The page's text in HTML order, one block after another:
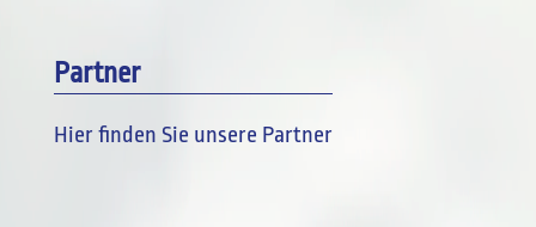
Partner
Hier finden Sie unsere Partner